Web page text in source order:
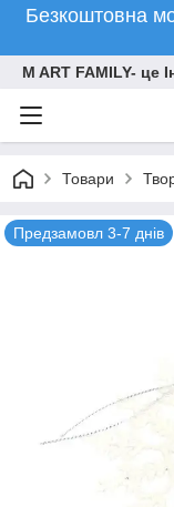
Безкоштовна
M ART FAMILY- це
Товари
Предзамовл 3-7 днів